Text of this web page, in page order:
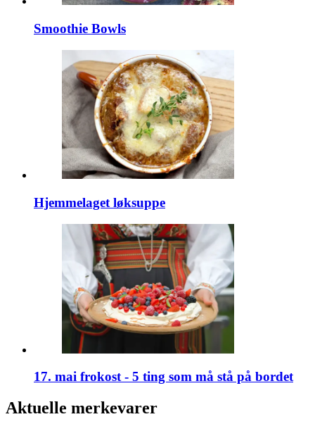
Smoothie Bowls
Hjemmelaget løksuppe
17. mai frokost - 5 ting som må stå på bordet
Aktuelle merkevarer